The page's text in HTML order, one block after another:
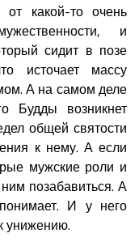
от какой-то очень
и
сидит в позе
источает массу
А на самом деле
Будды возникнет
общей святости
к нему. А если
мужские роли и
позабавиться. А
И у него
унижению.